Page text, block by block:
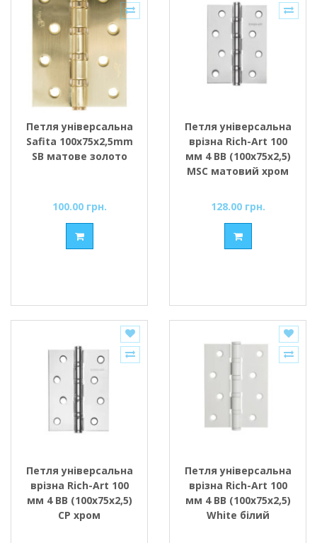
Петля універсальна
Safita 100х75х2,5mm
SB матове золото
100.00 грн.
Петля універсальна
врізна Rich-Art 100
мм 4 ВВ (100х75х2,5)
MSC матовий хром
128.00 грн.
Петля універсальна
врізна Rich-Art 100
мм 4 ВВ (100х75х2,5)
СР хром
Петля універсальна
врізна Rich-Art 100
мм 4 ВВ (100х75х2,5)
White білий